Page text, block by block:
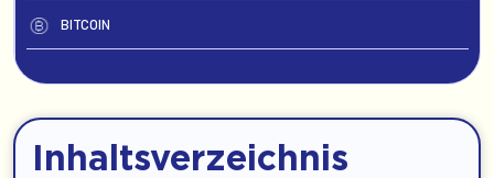
BITCOIN
Inhaltsverzeichnis